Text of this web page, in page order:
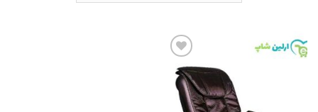
Add to
wishlist